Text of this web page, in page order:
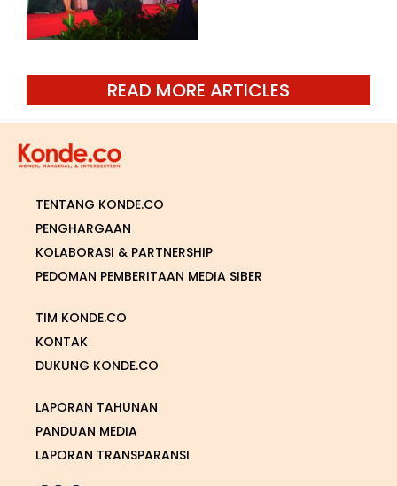
READ MORE ARTICLES
TENTANG KONDE.CO
PENGHARGAAN
KOLABORASI & PARTNERSHIP
PEDOMAN PEMBERITAAN MEDIA SIBER
TIM KONDE.CO
KONTAK
DUKUNG KONDE.CO
LAPORAN TAHUNAN
PANDUAN MEDIA
LAPORAN TRANSPARANSI